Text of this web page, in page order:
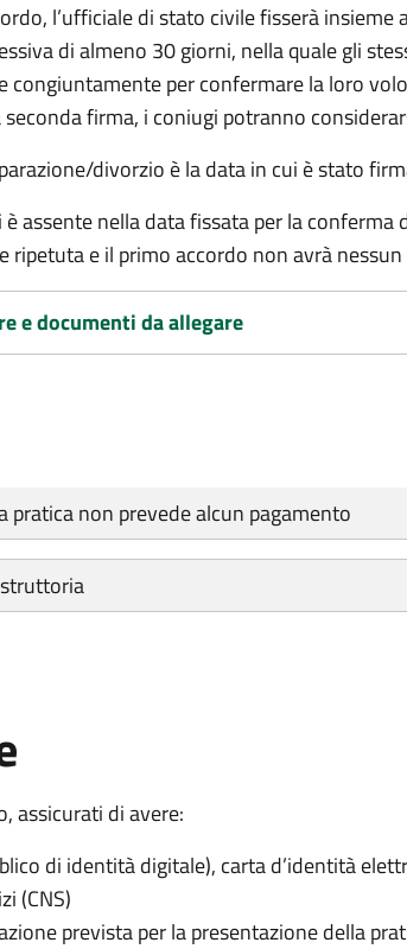
l’ufficiale di stato civile fisserà insieme
di almeno 30 giorni, nella quale gli
congiuntamente per confermare la loro
seconda firma, i coniugi potranno
divorzio è la data in cui è stato
assente nella data fissata per la conferma
ripetuta e il primo accordo non avrà
e documenti da allegare
pratica non prevede alcun pagamento
assicurati di avere:
di identità digitale), carta d’identità
(CNS)
prevista per la presentazione della